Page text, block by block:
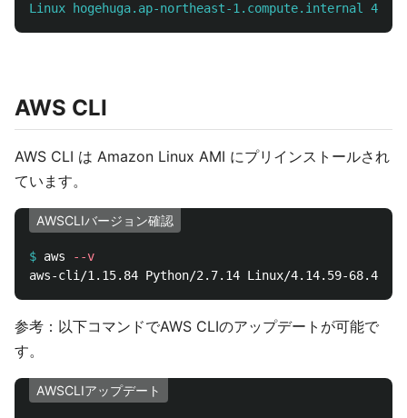
Linux hogehuga.ap-northeast-1.compute.internal
AWS CLI
AWS CLI は Amazon Linux AMI にプリインストールされ
ています。
AWSCLIバージョン確認
$ aws --v
参考：以下コマンドでAWS CLIのアップデートが可能で
す。
AWSCLIアップデート